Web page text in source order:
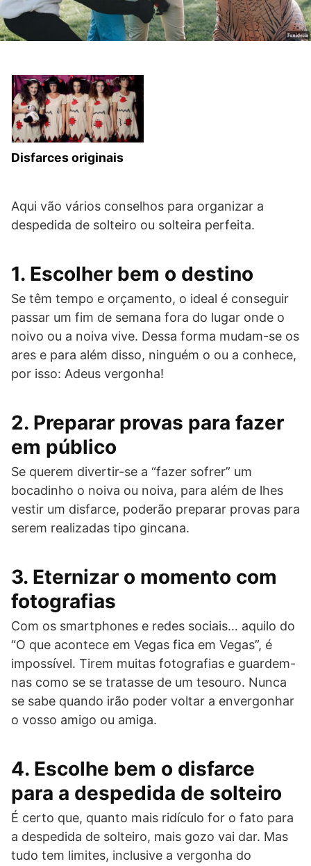
Disfarces originais
Aqui vão vários conselhos para organizar a
despedida de solteiro ou solteira perfeita.
1. Escolher bem o destino
Se têm tempo e orçamento, o ideal é conseguir
passar um fim de semana fora do lugar onde o
noivo ou a noiva vive. Dessa forma mudam-se os
ares e para além disso, ninguém o ou a conhece,
por isso: Adeus vergonha!
2. Preparar provas para fazer
em público
Se querem divertir-se a “fazer sofrer” um
bocadinho o noiva ou noiva, para além de lhes
vestir um disfarce, poderão preparar provas para
serem realizadas tipo gincana.
3. Eternizar o momento com
fotografias
Com os smartphones e redes sociais… aquilo do
“O que acontece em Vegas fica em Vegas”, é
impossível. Tirem muitas fotografias e guardem-
nas como se se tratasse de um tesouro. Nunca
se sabe quando irão poder voltar a envergonhar
o vosso amigo ou amiga.
4. Escolhe bem o disfarce
para a despedida de solteiro
É certo que, quanto mais ridículo for o fato para
a despedida de solteiro, mais gozo vai dar. Mas
tudo tem limites, inclusive a vergonha do